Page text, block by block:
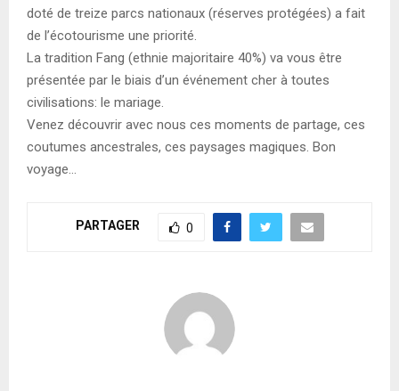
doté de treize parcs nationaux (réserves protégées) a fait
de l’écotourisme une priorité.
La tradition Fang (ethnie majoritaire 40%) va vous être
présentée par le biais d’un événement cher à toutes
civilisations: le mariage.
Venez découvrir avec nous ces moments de partage, ces
coutumes ancestrales, ces paysages magiques. Bon
voyage…
PARTAGER 0